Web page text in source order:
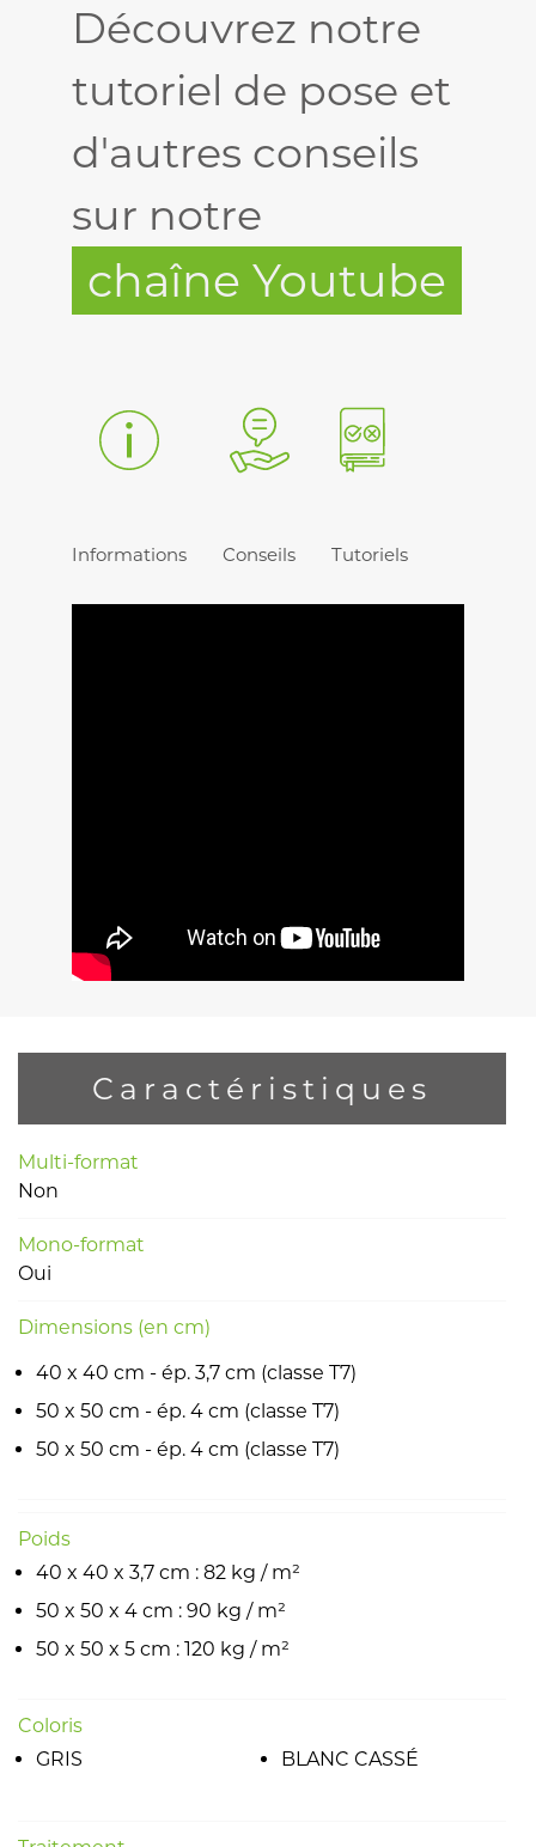
Découvrez notre
tutoriel de pose et
d'autres conseils
sur notre
chaîne Youtube
Informations Conseils Tutoriels
Caractéristiques
Multi-format
Non
Mono-format
Oui
Dimensions (en cm)
40 x 40 cm - ép. 3,7 cm (classe T7)
50 x 50 cm - ép. 4 cm (classe T7)
50 x 50 cm - ép. 4 cm (classe T7)
Poids
40 x 40 x 3,7 cm : 82 kg / m²
50 x 50 x 4 cm : 90 kg / m²
50 x 50 x 5 cm : 120 kg / m²
Coloris
GRIS
BLANC CASSÉ